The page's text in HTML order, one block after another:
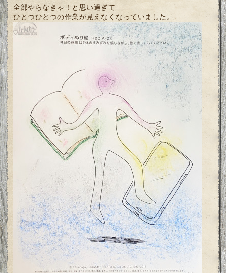
全部やらなきゃ！と思い過ぎて
ひとつひとつの作業が見えなくなっていました。